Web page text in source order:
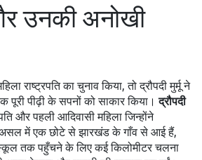
उनकी अनोखी
राष्ट्रपति का चुनाव किया, तो द्रौपदी मुर्मू ने
पूरी पीढ़ी के सपनों को साकार किया।द्रौपदी
और पहली आदिवासी महिला जिन्होंने
में एक छोटे से झारखंड के गाँव से आई हैं,
तक पहुँचने के लिए कई किलोमीटर चलना